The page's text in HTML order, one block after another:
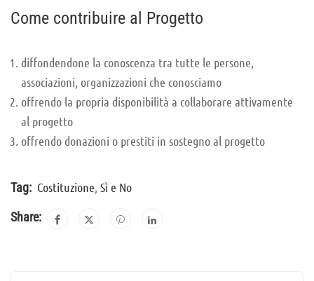
Come contribuire al Progetto
diffondendone la conoscenza tra tutte le persone,
associazioni, organizzazioni che conosciamo
offrendo la propria disponibilità a collaborare attivamente
al progetto
offrendo donazioni o prestiti in sostegno al progetto
Tag: Costituzione, Sì e No
Share: